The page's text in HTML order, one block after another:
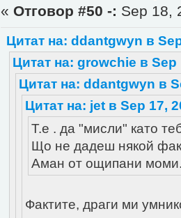
« Отговор #50 -: Sep 18,
Цитат на: ddantgwyn в
Цитат на: growchie в Sep
Цитат на: ddantgwyn в
Цитат на: jet в Sep 17,
Т.е . да "мисли" като
Що не дадеш някой
Аман от ощипани
Фактите, драги ми